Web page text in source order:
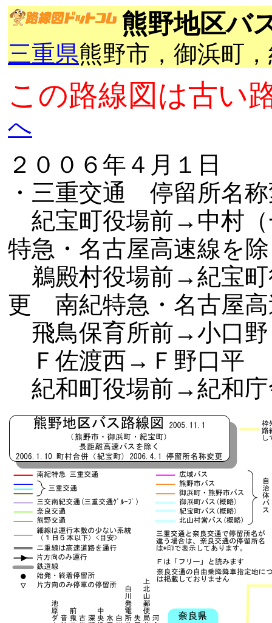
熊野地区バ
三重県熊野市，御浜町
この路線図は古い
へ
２００６年４月１日
・三重交通 停留所名
紀宝町役場前→中村
特急・名古屋高速線を
鵜殿村役場前→紀宝町
更 南紀特急・名古屋高
飛鳥保育所前→小口野
Ｆ佐渡西→Ｆ野口平
紀和町役場前→紀和庁